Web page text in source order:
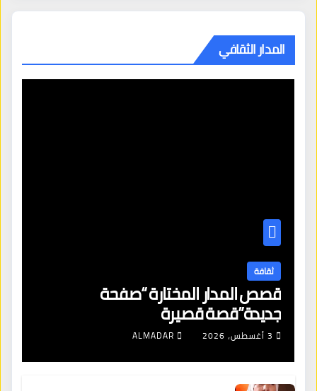
المدار الثقافي
ثقافة
قصص المدار المختارة “صفحة
جديدة”قصة قصيرة
3 أغسطس، 2026 ALMADAR